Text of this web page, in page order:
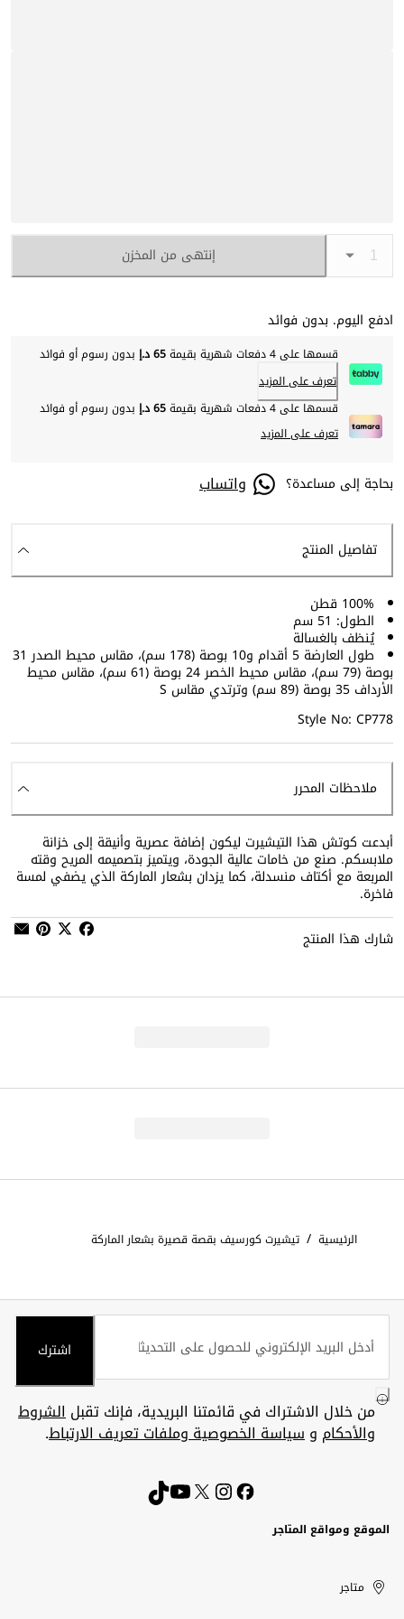
إنتهى من المخزن
ادفع اليوم. بدون فوائد
قسمها على 4 دفعات شهرية بقيمة 65 د.إ
بدون رسوم أو فوائد
تعرف على المزيد
قسمها على 4 دفعات شهرية بقيمة
65 د.إ
بدون رسوم أو فوائد
تعرف على المزيد
بحاجة إلى مساعدة؟ واتساب
تفاصيل المنتج
100% قطن
الطول: 51 سم
يُنظف بالغسالة
طول العارضة 5 أقدام و10 بوصة (178 سم)، مقاس محيط الصدر 31
بوصة (79 سم)، مقاس محيط الخصر 24 بوصة (61 سم)، مقاس محيط
الأرداف 35 بوصة (89 سم) وترتدي مقاس S
Style No: CP778
ملاحظات المحرر
أبدعت كوتش هذا التيشيرت ليكون إضافة عصرية وأنيقة إلى خزانة
ملابسكم. صنع من خامات عالية الجودة، ويتميز بتصميمه المريح وقته
المربعة مع أكتاف منسدلة، كما يزدان بشعار الماركة الذي يضفي لمسة
فاخرة.
شارك هذا المنتج
الرئيسية / تيشيرت كورسيف بقصة قصيرة بشعار الماركة
اشترك
من خلال الاشتراك في قائمتنا البريدية، فإنك تقبلالشروط
والأحكام وسياسة الخصوصية وملفات تعريف الارتباط.
الموقع ومواقع المتاجر
United
Arab
Kuwait
الإمارات
العربية
الكويت
متاجر